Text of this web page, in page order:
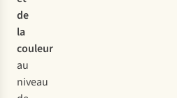
de
la
couleur
au
niveau